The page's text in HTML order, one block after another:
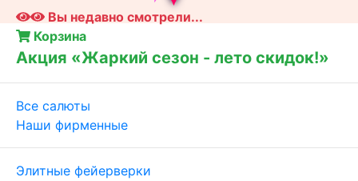
Вы недавно смотрели...
Корзина
Акция «Жаркий сезон - лето скидок!»
Все салюты
Наши фирменные
Элитные фейерверки